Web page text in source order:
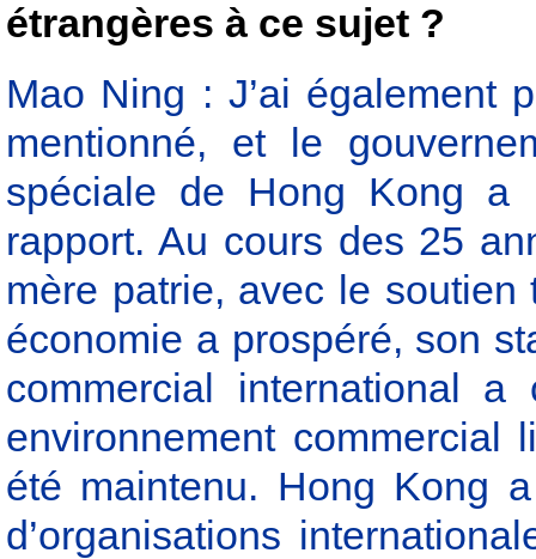
étrangères à ce sujet ?
Mao Ning : J’ai également
mentionné, et le
spéciale de Hong Kong a
rapport. Au cours des 25
mère patrie, avec le
économie a prospéré, son
commercial international
environnement
été maintenu. Hong Kong
d’organisations